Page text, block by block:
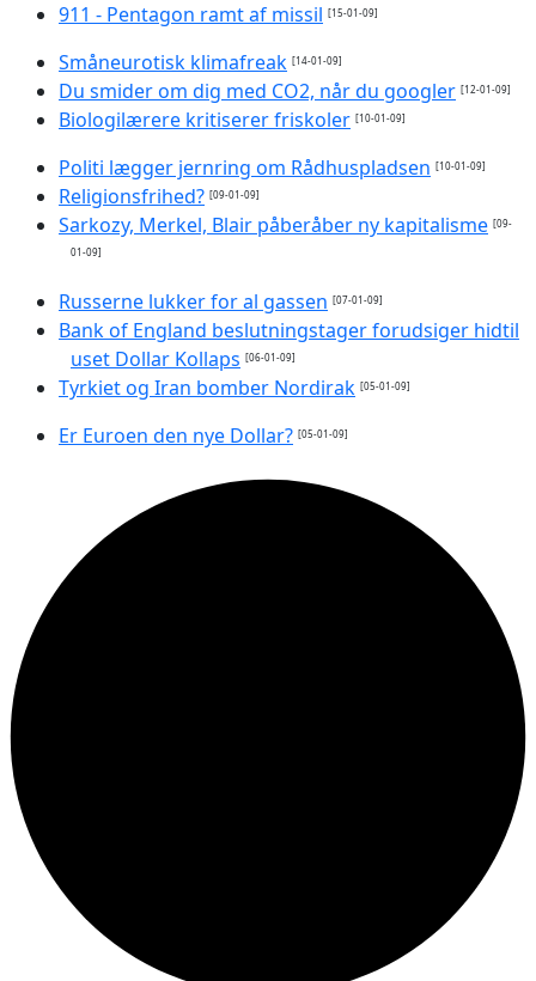
911 - Pentagon ramt af missil [15-01-09]
Småneurotisk klimafreak [14-01-09]
Du smider om dig med CO2, når du googler [12-01-09]
Biologilærere kritiserer friskoler [10-01-09]
Politi lægger jernring om Rådhuspladsen [10-01-09]
Religionsfrihed? [09-01-09]
Sarkozy, Merkel, Blair påberåber ny kapitalisme [09-
01-09]
Russerne lukker for al gassen [07-01-09]
Bank of England beslutningstager forudsiger hidtil
uset Dollar Kollaps [06-01-09]
Tyrkiet og Iran bomber Nordirak [05-01-09]
Er Euroen den nye Dollar? [05-01-09]